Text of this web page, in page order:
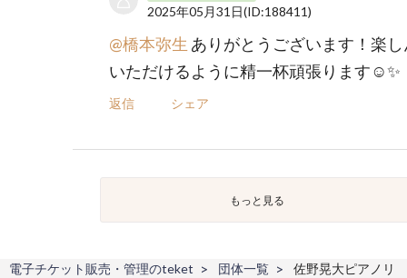
2025年05月31日(ID:188411)
@橋本弥生 ありがとうございます！楽
いただけるように精一杯頑張ります☺️✨
返信 シェア
もっと見る
電子チケット販売・管理のteket 団体一覧
佐野晃大ピアノリ